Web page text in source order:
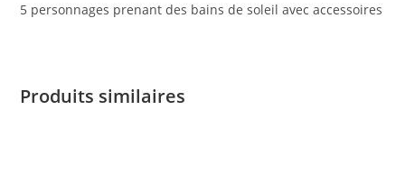
5 personnages prenant des bains de soleil avec accessoires
Produits similaires